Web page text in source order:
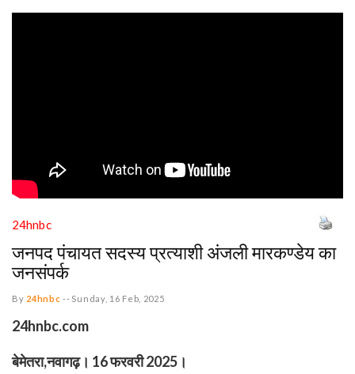
24hnbc
जनपद पंचायत सदस्य प्रत्याशी अंजली मारकण्डेय का
जनसंपर्क
By 24hnbc -- Sunday, 16 Feb, 2025
24hnbc.com
बेमेतरा,नवागढ़। 16 फरवरी 2025।